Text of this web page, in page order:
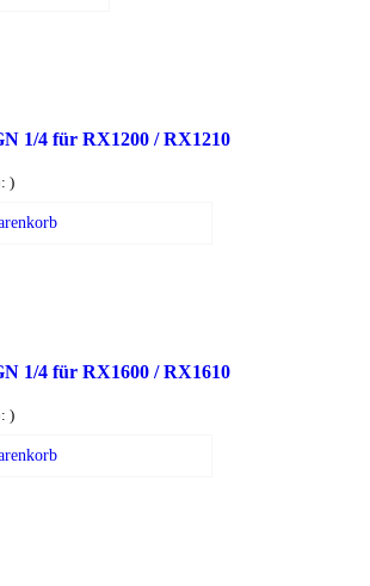
1/4 für RX1200 / RX1210
)
1/4 für RX1600 / RX1610
)